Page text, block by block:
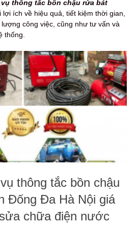
thông tắc bồn chậu rửa bát
lợi ích về hiệu quả, tiết kiệm thời gian,
công việc, cũng như tư vấn và
thống.
thông tắc bồn chậu
Đống Đa Hà Nội giá
chữa điện nước